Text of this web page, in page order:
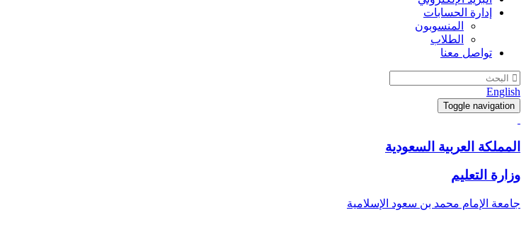
إدارة الحسابات
المنسوبون
الطلاب
تواصل معنا
English
Toggle navigation
المملكة العربية السعودية
وزارة التعليم
جامعة الإمام محمد بن سعود الإسلامية